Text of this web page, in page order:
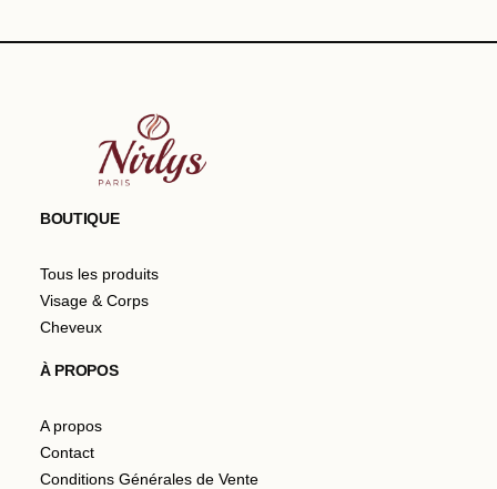
BOUTIQUE
Tous les produits
Visage & Corps
Cheveux
À PROPOS
A propos
Contact
Conditions Générales de Vente